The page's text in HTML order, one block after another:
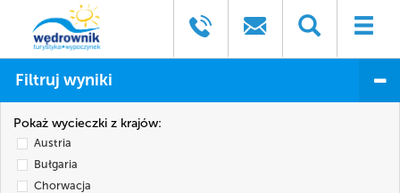
Filtruj wyniki
Pokaż wycieczki z krajów:
Austria
Bułgaria
Chorwacja